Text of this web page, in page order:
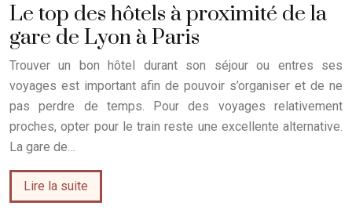
Le top des hôtels à proximité de la
gare de Lyon à Paris
Trouver un bon hôtel durant son séjour ou entres ses
voyages est important afin de pouvoir s’organiser et de ne
pas perdre de temps. Pour des voyages relativement
proches, opter pour le train reste une excellente alternative.
La gare de…
Lire la suite